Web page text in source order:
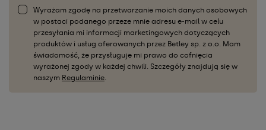
Wyrażam zgodę na przetwarzanie moich danych osobowych
w postaci podanego przeze mnie adresu e-mail w celu
przesyłania mi informacji marketingowych dotyczących
produktów i usług oferowanych przez Betley sp. z o.o. Mam
świadomość, że przysługuje mi prawo do cofnięcia
wyrażonej zgody w każdej chwili. Szczegóły znajdują się w
naszym Regulaminie.